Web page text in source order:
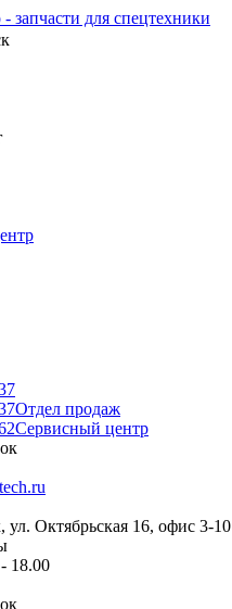
Отдел продаж
Сервисный центр
ул. Октябрьская 16, офис 3-10
18.00